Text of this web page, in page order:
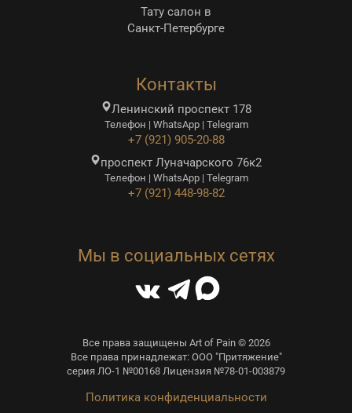
Тату салон в
Санкт-Петербурге
Контакты
Ленинский проспект 178
Телефон | WhatsApp | Telegram
+7 (921) 905-20-88
проспект Луначарского 76к2
Телефон | WhatsApp | Telegram
+7 (921) 448-98-82
Мы в социальных сетях
Все права защищены Art of Pain © 2026
Все права принадлежат: ООО "Притяжение"
серия ЛО-1 №00168 Лицензия №78-01-003879
Политика конфиденциальности